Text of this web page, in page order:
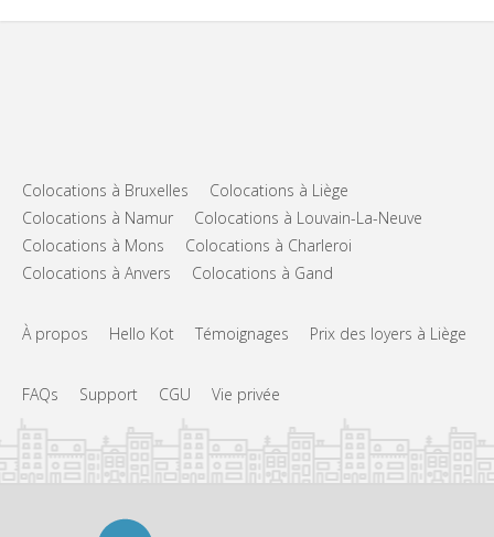
Colocations à Bruxelles
Colocations à Liège
Colocations à Namur
Colocations à Louvain-La-Neuve
Colocations à Mons
Colocations à Charleroi
Colocations à Anvers
Colocations à Gand
À propos Hello Kot Témoignages Prix des loyers à Liège
FAQs Support CGU Vie privée